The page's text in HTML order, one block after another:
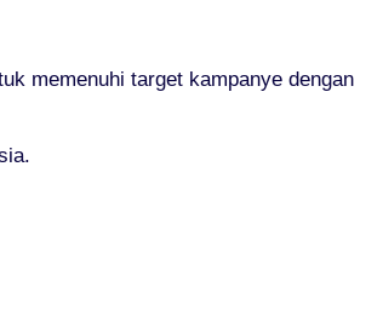
memenuhi target kampanye dengan